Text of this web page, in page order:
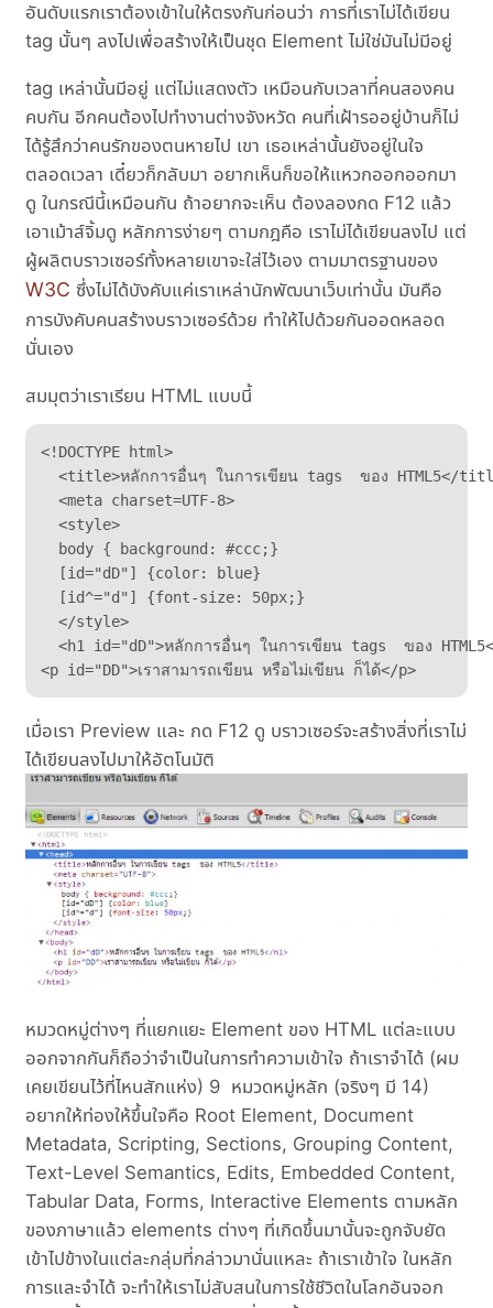
อันดับแรกเราต้องเข้าในให้ตรงกันก่อนว่า การที่เราไม่ได้เขียน
tag นั้นๆ ลงไปเพื่อสร้างให้เป็นชุด Element ไม่ใช่มันไม่มีอยู่
tag เหล่านั้นมีอยู่ แต่ไม่แสดงตัว เหมือนกับเวลาที่คนสองคน
คบกัน อีกคนต้องไปทำงานต่างจังหวัด คนที่เฝ้ารออยู่บ้านก็ไม่
ได้รู้สึกว่าคนรักของตนหายไป เขา เธอเหล่านั้นยังอยู่ในใจ
ตลอดเวลา เดี๋ยวก็กลับมา อยากเห็นก็ขอให้แหวกออกออกมา
ดู ในกรณีนี้เหมือนกัน ถ้าอยากจะเห็น ต้องลองกด F12 แล้ว
เอาเม้าส์จิ้มดู หลักการง่ายๆ ตามกฎคือ เราไม่ได้เขียนลงไป แต่
ผู้ผลิตบราวเซอร์ทั้งหลายเขาจะใส่ไว้เอง ตามมาตรฐานของ
W3C ซึ่งไม่ได้บังคับแค่เราเหล่านักพัฒนาเว็บเท่านั้น มันคือ
การบังคับคนสร้างบราวเซอร์ด้วย ทำให้ไปด้วยกันออดหลอด
นั่นเอง
สมมุตว่าเราเรียน HTML แบบนี้
<!DOCTYPE html>
<title>หลักการอื่นๆ ในการเขียน tags  ของ HTML5</
  <meta charset=UTF-8>
  <style>
  body { background: #ccc;}
  [id="dD"] {color: blue}
  [id^="d"] {font-size: 50px;}
  </style>
<h1 id="dD">หลักการอื่นๆ ในการเขียน tags  ของ
<p id="DD">เราสามารถเขียน หรือไม่เขียน ก็ได้</p>
เมื่อเรา Preview และ กด F12 ดู บราวเซอร์จะสร้างสิ่งที่เราไม่
ได้เขียนลงไปมาให้อัตโนมัติ
หมวดหมู่ต่างๆ ที่แยกแยะ Element ของ HTML แต่ละแบบ
ออกจากกันก็ถือว่าจำเป็นในการทำความเข้าใจ ถ้าเราจำได้ (ผม
เคยเขียนไว้ที่ไหนสักแห่ง) 9 หมวดหมู่หลัก (จริงๆ มี 14)
อยากให้ท่องให้ขึ้นใจคือ Root Element, Document
Metadata, Scripting, Sections, Grouping Content,
Text-Level Semantics, Edits, Embedded Content,
Tabular Data, Forms, Interactive Elements ตามหลัก
ของภาษาแล้ว elements ต่างๆ ที่เกิดขึ้นมานั้นจะถูกจับยัด
เข้าไปข้างในแต่ละกลุ่มที่กล่าวมานั่นแหละ ถ้าเราเข้าใจ ในหลัก
การและจำได้ จะทำให้เราไม่สับสนในการใช้ชีวิตในโลกอันจอก